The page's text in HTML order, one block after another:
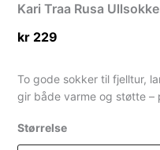
Kari Traa Rusa
kr 229
To gode sokker til fjelltur,
gir både varme og støtte
Størrelse